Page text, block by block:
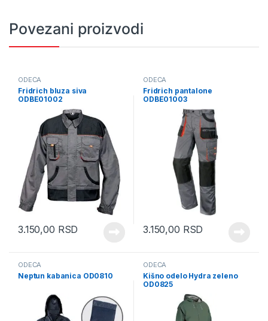
Povezani proizvodi
ODEĆA
Fridrich bluza siva
ODBE01002
3.150,00 RSD
ODEĆA
Fridrich pantalone
ODBE01003
3.150,00 RSD
ODEĆA
Neptun kabanica OD0810
ODEĆA
Kišno odelo Hydra zeleno
OD0825